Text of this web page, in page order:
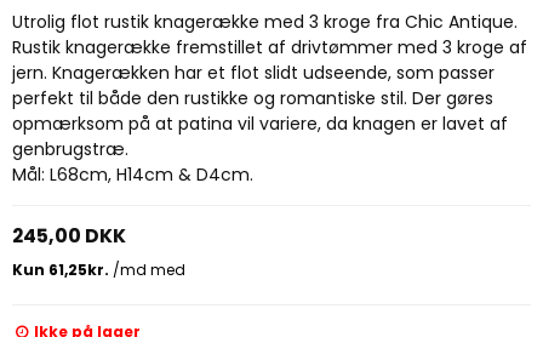
Utrolig flot rustik knagerække med 3 kroge fra Chic Antique.
Rustik knagerække fremstillet af drivtømmer med 3 kroge af
jern. Knagerækken har et flot slidt udseende, som passer
perfekt til både den rustikke og romantiske stil. Der gøres
opmærksom på at patina vil variere, da knagen er lavet af
genbrugstræ.
Mål: L68cm, H14cm & D4cm.
245,00 DKK
Ikke på lager